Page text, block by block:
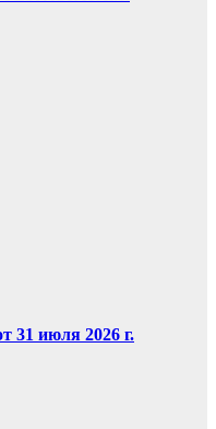
31 июля 2026 г.